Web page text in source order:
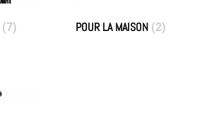
(7) POUR LA MAISON (2)